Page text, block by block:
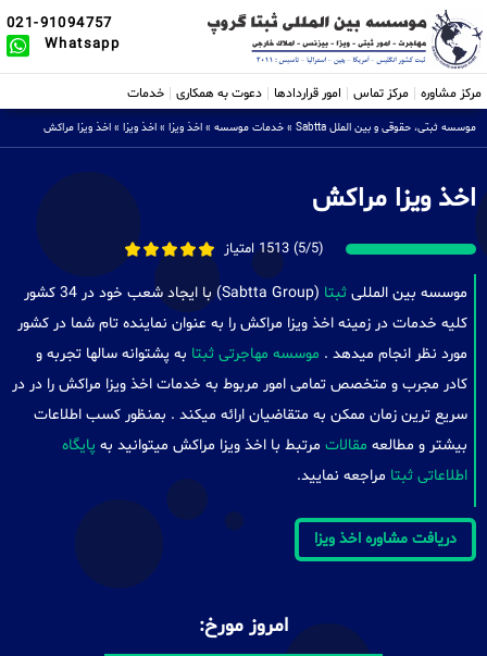
021-91094757
Whatsapp
مرکز مشاوره مرکز تماس امور قراردادها دعوت به همکاری خدمات
موسسه ثبتی، حقوقی و بین الملل Sabtta » خدمات موسسه » اخذ ویزا » اخذ ویزا » اخذ ویزا مراکش
اخذ ویزا مراکش
(5/5) 1513 امتیاز
موسسه بین المللی ثبتا
(Sabtta Group) با ایجاد شعب خود در 34 کشور
کلیه خدمات در زمینه اخذ ویزا مراکش را به عنوان نماینده تام شما در کشور
مورد نظر انجام میدهد . موسسه مهاجرتی ثبتا به پشتوانه سالها تجربه و
کادر مجرب و متخصص تمامی امور مربوط به خدمات اخذ ویزا مراکش را در در
سریع ترین زمان ممکن به متقاضیان ارائه میکند . بمنظور کسب اطلاعات
بیشتر و مطالعه مقالات مرتبط با اخذ ویزا مراکش میتوانید به پایگاه
اطلاعاتی ثبتا مراجعه نمایید.
دریافت مشاوره اخذ ویزا
امروز مورخ: